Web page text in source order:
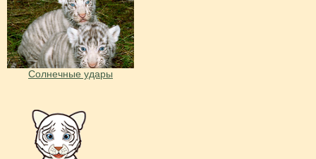
Солнечные удары